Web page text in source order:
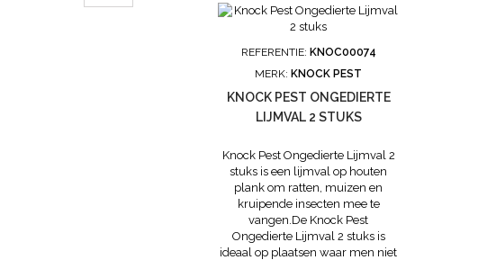
REFERENTIE: KNOC00074
MERK:KNOCK PEST
KNOCK PEST ONGEDIERTE
LIJMVAL 2 STUKS
Knock Pest Ongedierte Lijmval 2
stuks is een lijmval op houten
plank om ratten, muizen en
kruipende insecten mee te
vangen.De Knock Pest
Ongedierte Lijmval 2 stuks is
ideaal op plaatsen waar men niet